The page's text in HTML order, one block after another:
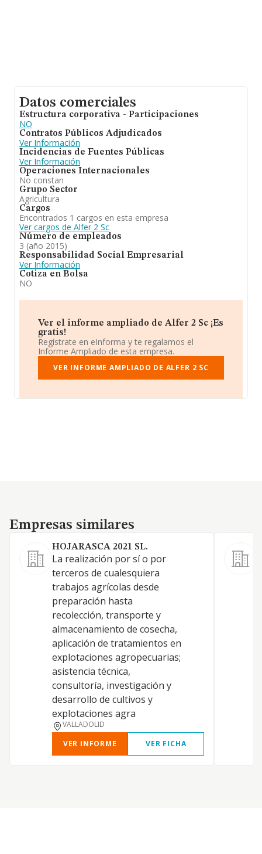
Datos comerciales
Estructura corporativa - Participaciones
NO
Contratos Públicos Adjudicados
Ver Información
Incidencias de Fuentes Públicas
Ver Información
Operaciones Internacionales
No constan
Grupo Sector
Agricultura
Cargos
Encontrados 1 cargos en esta empresa
Ver cargos de Alfer 2 Sc
Número de empleados
3 (año 2015)
Responsabilidad Social Empresarial
Ver Información
Cotiza en Bolsa
NO
Ver el informe ampliado de Alfer 2 Sc ¡Es
gratis!
Regístrate en eInforma y te regalamos el
Informe Ampliado de esta empresa.
VER INFORME AMPLIADO DE ALFER 2 SC
Empresas similares
Empresas similares
HOJARASCA 2021 SL.
La realización por sí o por
terceros de cualesquiera
trabajos agrícolas desde
preparación hasta
recolección, transporte y
almacenamiento de cosecha,
aplicación de tratamientos en
explotaciones agropecuarias;
asistencia técnica,
consultoría, investigación y
desarrollo de cultivos y
explotaciones agra
VALLADOLID
VER INFORME
VER FICHA